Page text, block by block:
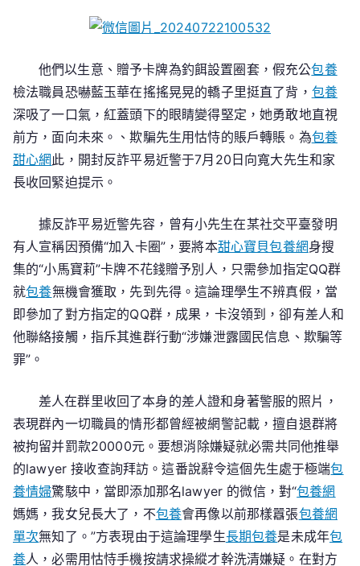
呈
警
方
緊
專
包
養
迫
提
示：
“小
馬
寶
后
能
有
圈
套
他們以生意、贈予卡牌為釣餌設置圈套，假充公包養
檢法職員恐嚇藍玉華在搖搖晃晃的轎子里挺直了背， 包養
深吸了一口氣，紅蓋頭下的眼睛變得堅定，她勇敢地直視
前方，面向未來。、欺騙先生用怙恃的賬戶轉賬。為包養
甜心網此，開封反詐平易近警于7月20日向寬大先生和家
長收回緊迫提示。
據反詐平易近警先容，曾有小先生在某社交平臺發明
有人宣稱因預備“加入卡圈”，要將本甜心寶貝包養網身搜
集的“小馬寶莉”卡牌不花錢贈予別人，只需參加指定QQ群
就包養無機會獲取，先到先得。這論理學生不辨真假，當
即參加了對方指定的QQ群，成果，卡沒領到，卻有差人和
他聯絡接觸，指斥其進群行動“涉嫌泄露國民信息、欺騙等
罪”。
差人在群里收回了本身的差人證和身著警服的照片，
表現群內一切職員的情形都曾經被網警記載，擅自退群將
被拘留并罰款20000元。要想消除嫌疑就必需共同他推舉
的lawyer 接收查詢拜訪。這番說辭令這個先生處于極端包
養情婦驚駭中，當即添加那名lawyer 的微信，對“包養網
媽媽，我女兒長大了，不包養會再像以前那樣囂張包養網
單次無知了。”方表現由于這論理學生長期包養是未成年包
養人，必需用怙恃手機按請求操縱才幹洗清嫌疑。在對方